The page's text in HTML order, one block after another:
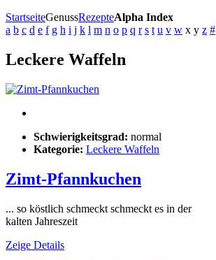
StartseiteGenussRezepteAlpha Index
a b c d e f g h i j k l m n o p q r s t u v w x y z #
Leckere Waffeln
Schwierigkeitsgrad: normal
Kategorie: Leckere Waffeln
Zimt-Pfannkuchen
... so köstlich schmeckt schmeckt es in der
kalten Jahreszeit
Zeige Details